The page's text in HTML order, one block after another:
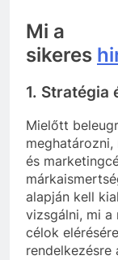
Mi a
sikeres
1. Stratégia
Mielőtt
és
alapján kell
vizsgálni, mi a
célok
rendelkezésre